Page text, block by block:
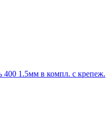
400 1.5мм в компл. с крепеж.